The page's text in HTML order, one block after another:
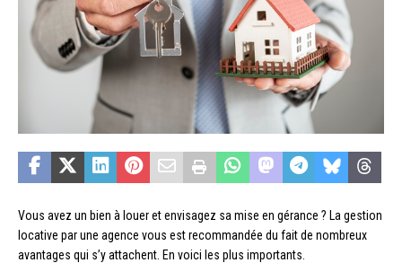
Vous avez un bien à louer et envisagez sa mise en gérance ? La gestion
locative par une agence vous est recommandée du fait de nombreux
avantages qui s’y attachent. En voici les plus importants.